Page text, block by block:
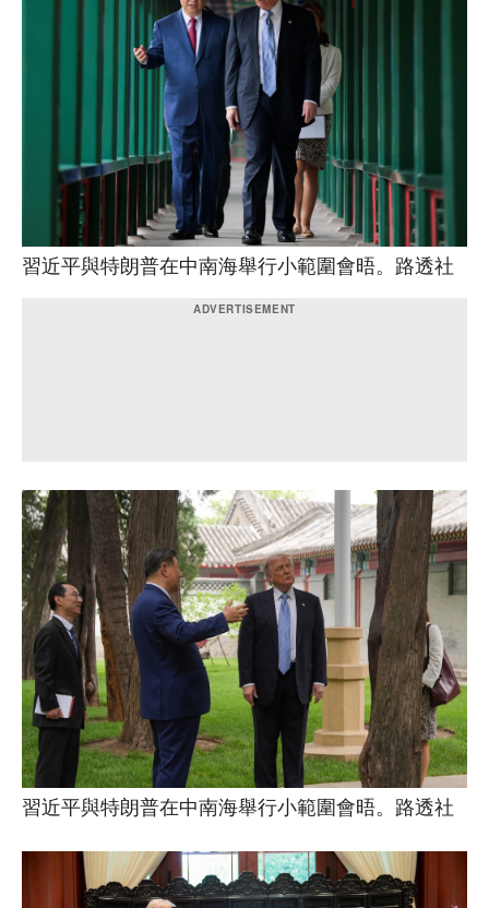
習近平與特朗普在中南海舉行小範圍會晤。路透社
習近平與特朗普在中南海舉行小範圍會晤。路透社